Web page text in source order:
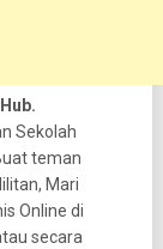
Sekolah
teman
Mari
Online di
secara